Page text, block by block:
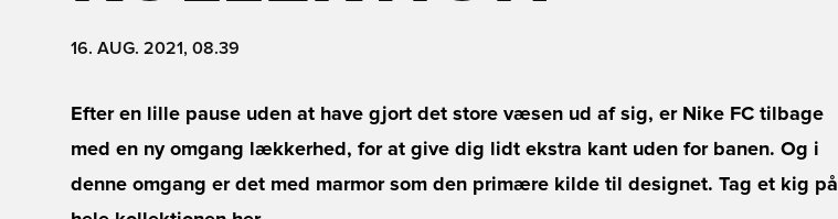
16. AUG. 2021, 08.39
Efter en lille pause uden at have gjort det store væsen ud af sig, er Nike FC tilbage
med en ny omgang lækkerhed, for at give dig lidt ekstra kant uden for banen. Og i
denne omgang er det med marmor som den primære kilde til designet. Tag et kig på